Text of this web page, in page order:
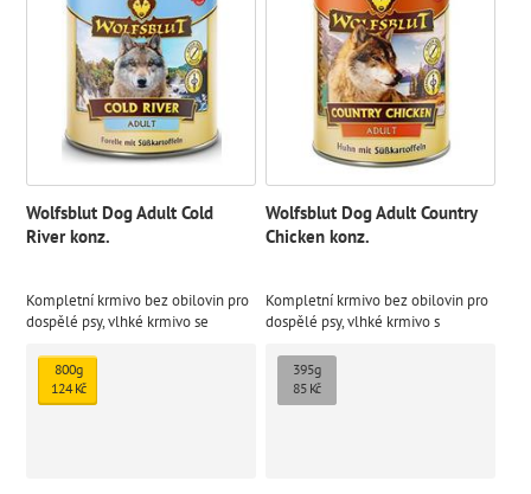
Wolfsblut Dog Adult Cold
River konz.
Kompletní krmivo bez obilovin pro
dospělé psy, vlhké krmivo se
800g
124 Kč
Wolfsblut Dog Adult Country
Chicken konz.
Kompletní krmivo bez obilovin pro
dospělé psy, vlhké krmivo s
bramborami.
395g
85 Kč